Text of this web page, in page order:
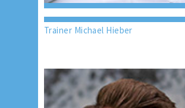
Trainer Michael Hieber